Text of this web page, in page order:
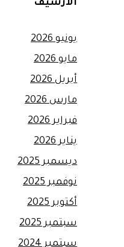
الأرشيف
يونيو 2026
مايو 2026
أبريل 2026
مارس 2026
فبراير 2026
يناير 2026
ديسمبر 2025
نوفمبر 2025
أكتوبر 2025
سبتمبر 2025
سبتمبر 2024